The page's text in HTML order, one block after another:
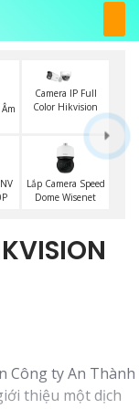
Camera IP Full
Color Hikvision
Lắp Camera Speed
Dome Wisenet
Công ty An Thành
thiệu một dịch